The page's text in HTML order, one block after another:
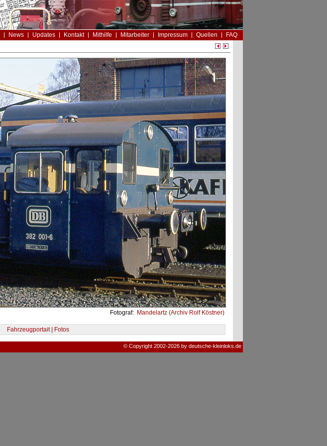
News Updates Kontakt Mithilfe Mitarbeiter Impressum Quellen
FAQ
Fotograf: Mandelartz (Archiv Rolf Köstner)
Fahrzeugportait | Fotos
© Copyright 2002-2026 by deutsche-kleinloks.de